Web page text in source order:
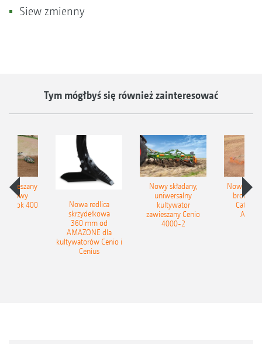
Siew zmienny
Tym mógłbyś się również zainteresować
Tyrok 400
Nowa redlica
skrzydełkowa
360 mm od
AMAZONE dla
kultywatorów Cenio i
Cenius
Nowy składany,
uniwersalny
kultywator
zawieszany Cenio
4000-2
Nowe
brony